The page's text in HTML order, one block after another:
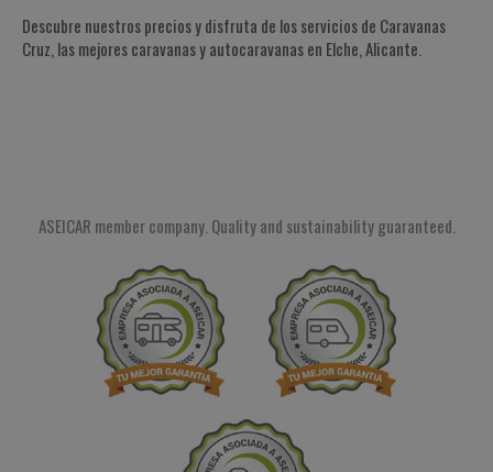
Descubre nuestros precios y disfruta de los servicios de Caravanas
Cruz, las mejores caravanas y autocaravanas en Elche, Alicante.
ASEICAR member company. Quality and sustainability guaranteed.